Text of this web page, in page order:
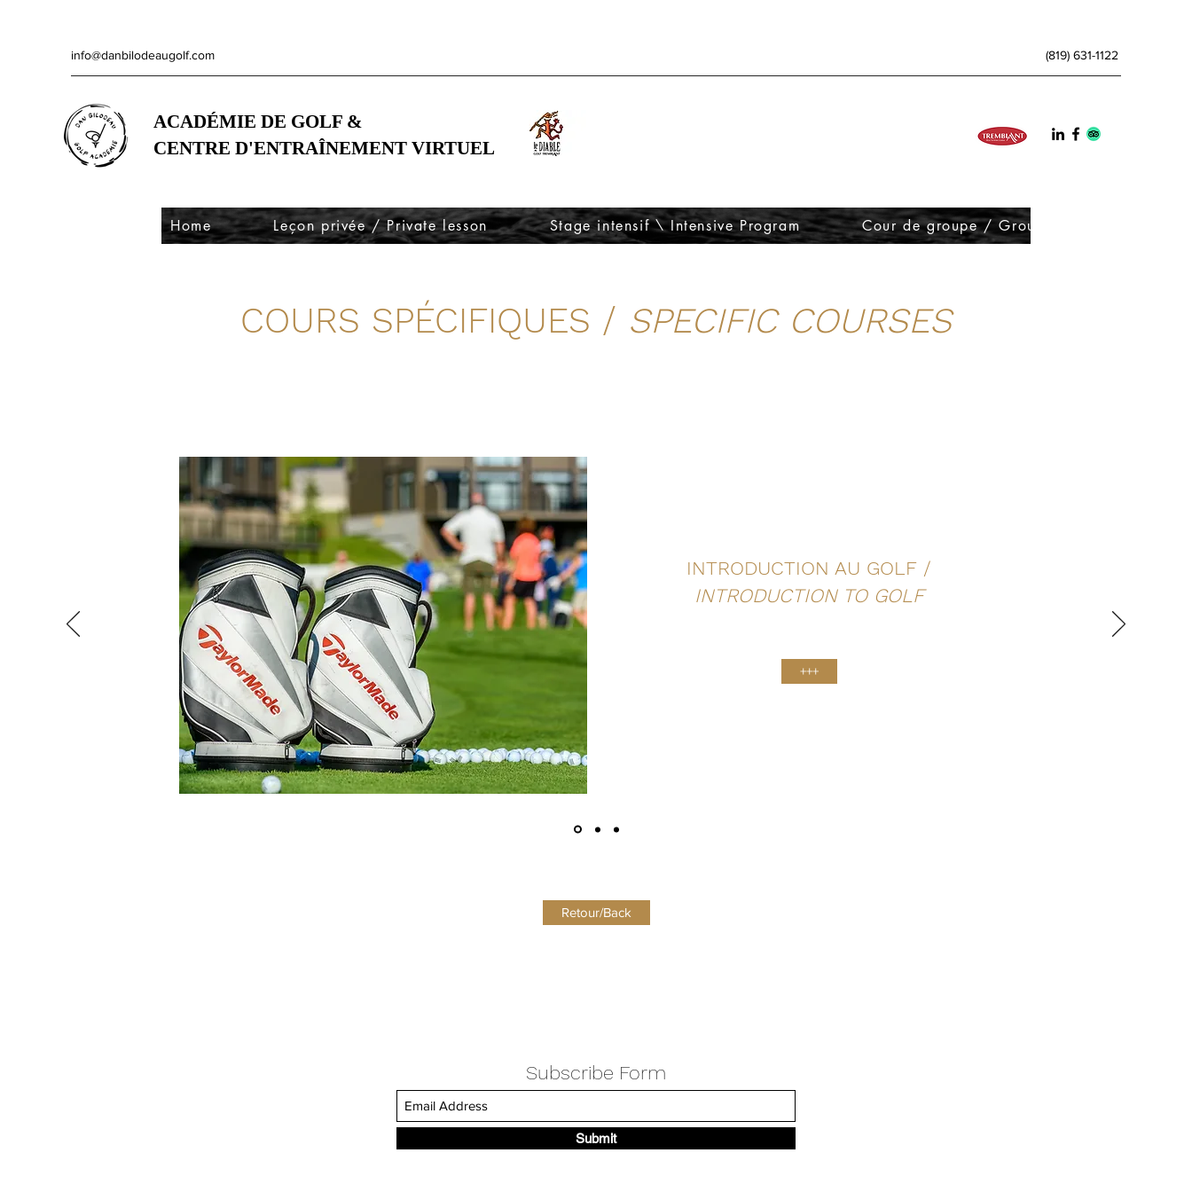
info@danbilodeaugolf.com (819) 631-1122
ACADÉMIE DE GOLF &
CENTRE D'ENTRAÎNEMENT VIRTUEL
Home Leçon privée / Private lesson Stage intensif \ Intensive Program Cour de groupe / Group lesson
COURS SPÉCIFIQUES / SPECIFIC COURSES
Retour/Back
INTRODUCTION AU GOLF /
INTRODUCTION TO GOLF
+++
Subscribe Form
Submit